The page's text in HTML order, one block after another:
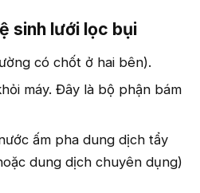
sinh lưới lọc bụi​
có chốt ở hai bên).
máy. Đây là bộ phận bám
ấm pha dung dịch tẩy
dung dịch chuyên dụng)